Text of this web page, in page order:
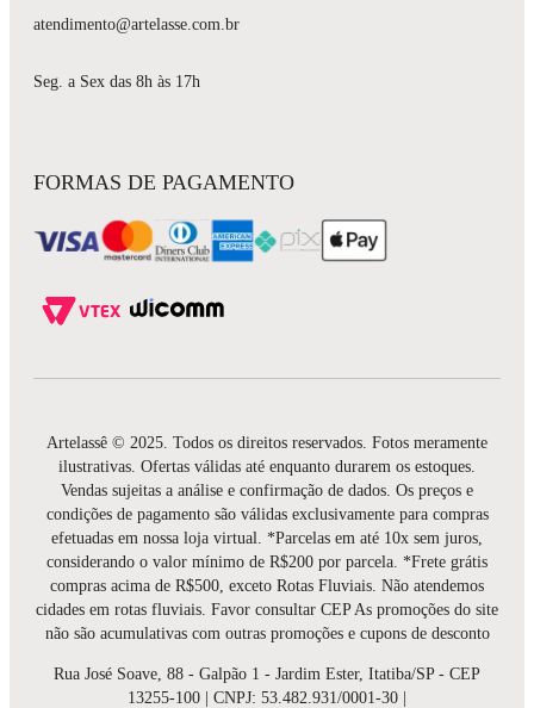
atendimento@artelasse.com.br
Seg. a Sex das 8h às 17h
FORMAS DE PAGAMENTO
Artelassê © 2025. Todos os direitos reservados. Fotos meramente
ilustrativas. Ofertas válidas até enquanto durarem os estoques.
Vendas sujeitas a análise e confirmação de dados. Os preços e
condições de pagamento são válidas exclusivamente para compras
efetuadas em nossa loja virtual. *Parcelas em até 10x sem juros,
considerando o valor mínimo de R$200 por parcela. *Frete grátis
compras acima de R$500, exceto Rotas Fluviais. Não atendemos
cidades em rotas fluviais. Favor consultar CEP As promoções do site
não são acumulativas com outras promoções e cupons de desconto
Rua José Soave, 88 - Galpão 1 - Jardim Ester, Itatiba/SP - CEP
13255-100 | CNPJ: 53.482.931/0001-30 |